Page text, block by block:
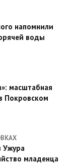
напомнили
воды
масштабная
Покровском
Ужура
младенца